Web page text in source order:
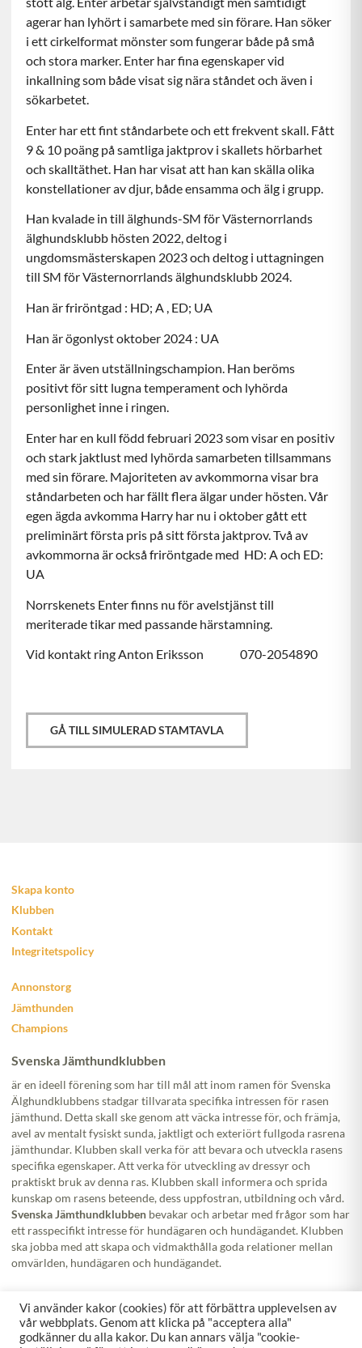
agerar han lyhört i samarbete med sin förare. Han söker
i ett cirkelformat mönster som fungerar både på små
och stora marker. Enter har fina egenskaper vid
inkallning som både visat sig nära ståndet och även i
sökarbetet.
Enter har ett fint ståndarbete och ett frekvent skall. Fått
9 & 10 poäng på samtliga jaktprov i skallets hörbarhet
och skalltäthet. Han har visat att han kan skälla olika
konstellationer av djur, både ensamma och älg i grupp.
Han kvalade in till älghunds-SM för Västernorrlands
älghundsklubb hösten 2022, deltog i
ungdomsmästerskapen 2023 och deltog i uttagningen
till SM för Västernorrlands älghundsklubb 2024.
Han är friröntgad : HD; A , ED; UA
Han är ögonlyst oktober 2024 : UA
Enter är även utställningschampion. Han beröms
positivt för sitt lugna temperament och lyhörda
personlighet inne i ringen.
Enter har en kull född februari 2023 som visar en positiv
och stark jaktlust med lyhörda samarbeten tillsammans
med sin förare. Majoriteten avavkommorna visar bra
ståndarbeten och har fällt flera älgar under hösten. Vår
egen ägda avkomma Harry har nu i oktober gått ett
preliminärt första pris på sitt första jaktprov. Två av
avkommorna är också friröntgade med HD: A och ED:
UA
Norrskenets Enter finns nu för avelstjänst till
meriterade tikar med passande härstamning.
Vid kontakt ring Anton Eriksson 070-2054890
GÅ TILL SIMULERAD STAMTAVLA
Skapa konto
Klubben
Kontakt
Integritetspolicy
Annonstorg
Jämthunden
Champions
Svenska Jämthundklubben
är en ideell förening som har till mål att inom ramen för Svenska
Älghundklubbens stadgar tillvarata specifika intressen för rasen
jämthund. Detta skall ske genom att väcka intresse för, och främja,
avel av mentalt fysiskt sunda, jaktligt och exteriört fullgoda rasrena
jämthundar. Klubben skall verka för att bevara och utveckla rasens
specifika egenskaper. Att verka för utveckling av dressyr och
praktiskt bruk av denna ras. Klubben skall informera och sprida
kunskap om rasens beteende, dess uppfostran, utbildning och vård.
Svenska Jämthundklubbenbevakar och arbetar med frågor som har
ett rasspecifikt intresse för hundägaren och hundägandet. Klubben
ska jobba med att skapa och vidmakthålla goda relationer mellan
omvärlden, hundägaren och hundägandet.
Vi använder kakor (cookies) för att förbättra upplevelsen av
vår webbplats. Genom att klicka på "acceptera alla"
godkänner du alla kakor. Du kan annars välja "cookie-